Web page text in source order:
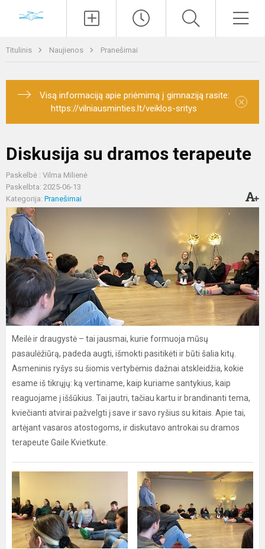
Titulinis Naujienos Pranešimai
Visą informaciją apie priėmimą į gimnaziją rasite:
https://vilniausminties.lt/veiklos-sritys
×
Diskusija su dramos terapeute
Paskelbė : Vilma Milienė
Paskelbta: 2025-06-13
Kategorija: Pranešimai
Meilė ir draugystė – tai jausmai, kurie formuoja mūsų
pasaulėžiūrą, padeda augti, išmokti pasitikėti ir būti šalia kitų.
Asmeninis ryšys su šiomis vertybėmis dažnai atskleidžia, kokie
esame iš tikrųjų: ką vertiname, kaip kuriame santykius, kaip
reaguojame į iššūkius. Tai jautri, tačiau kartu ir brandinanti tema,
kviečianti atvirai pažvelgti į save ir savo ryšius su kitais. Apie tai,
artėjant vasaros atostogoms, ir diskutavo antrokai su dramos
terapeute Gaile Kvietkute.